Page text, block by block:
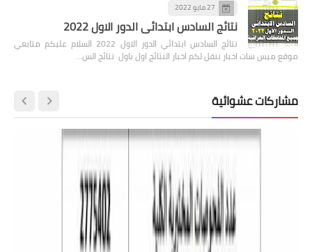
27 مايو 2022
نتائج السادس ابتدائي الدور الاول 2022
نتائج السادس ابتدائي الدور الاول 2022 السلام عليكم متابعي
موقع ميس سات اخبار ننقل لكم اخبار النتائج اول باول نتائج الس…
مشاركات عشوائية